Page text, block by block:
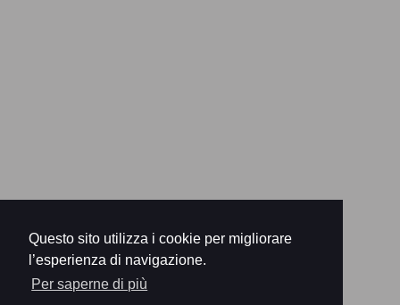
Questo sito utilizza i cookie per migliorare
l’esperienza di navigazione.
Per saperne di più